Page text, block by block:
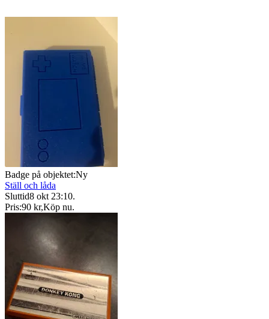
Badge på objektet:Ny
Ställ och låda
Sluttid8 okt 23:10.
Pris:90 kr,Köp nu.